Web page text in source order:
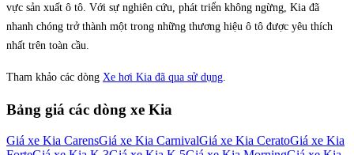
vực sản xuất ô tô. Với sự nghiên cứu, phát triển không ngừng, Kia đã
nhanh chóng trở thành một trong những thương hiệu ô tô được yêu thích
nhất trên toàn cầu.
Tham khảo các dòng Xe hơi Kia đã qua sử dụng
Bảng giá các dòng xe Kia
Giá xe Kia CarensGiá xe Kia CarnivalGiá xe Kia CeratoGiá xe Kia